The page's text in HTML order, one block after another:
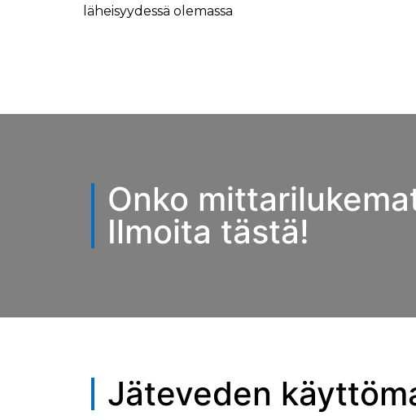
läheisyydessä olemassa
Onko
Ilmoita tästä!
Jäteveden